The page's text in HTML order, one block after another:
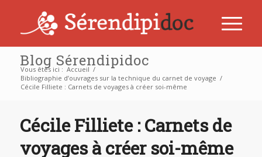
Blog Sérendipidoc
Vous êtes ici : Accueil /
Bibliographie d’ouvrages sur la technique du carnet de voyage /
Cécile Filliete : Carnets de voyages à créer soi-même
Cécile Filliete : Carnets de
voyages à créer soi-même